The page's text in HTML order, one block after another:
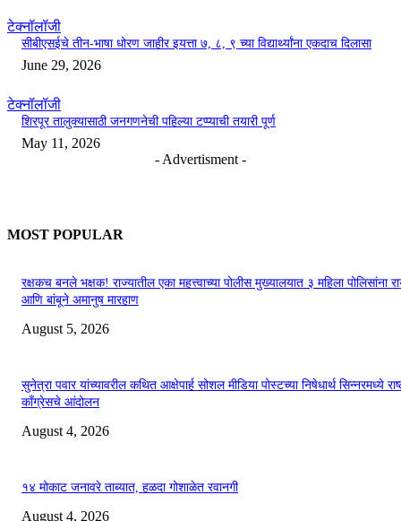
टेक्नॉलॉजी
सीबीएसईचे तीन-भाषा धोरण जाहीर इयत्ता ७, ८, ९ च्या विद्यार्थ्यांना एकदाच दिलासा
June 29, 2026
टेक्नॉलॉजी
शिरपूर तालुक्यासाठी जनगणनेची पहिल्या टप्प्याची तयारी पूर्ण
May 11, 2026
- Advertisment -
MOST POPULAR
रक्षकच बनले भक्षक! राज्यातील एका महत्त्वाच्या पोलीस मुख्यालयात ३ महिला पोलिसांना
आणि बांबूने अमानुष मारहाण
August 5, 2026
सुनेत्रा पवार यांच्यावरील कथित आक्षेपार्ह सोशल मीडिया पोस्टच्या निषेधार्थ सिन्नरमध्ये
काँग्रेसचे आंदोलन
August 4, 2026
१४ मोकाट जनावरे ताब्यात, हळदा गोशाळेत रवानगी
August 4, 2026